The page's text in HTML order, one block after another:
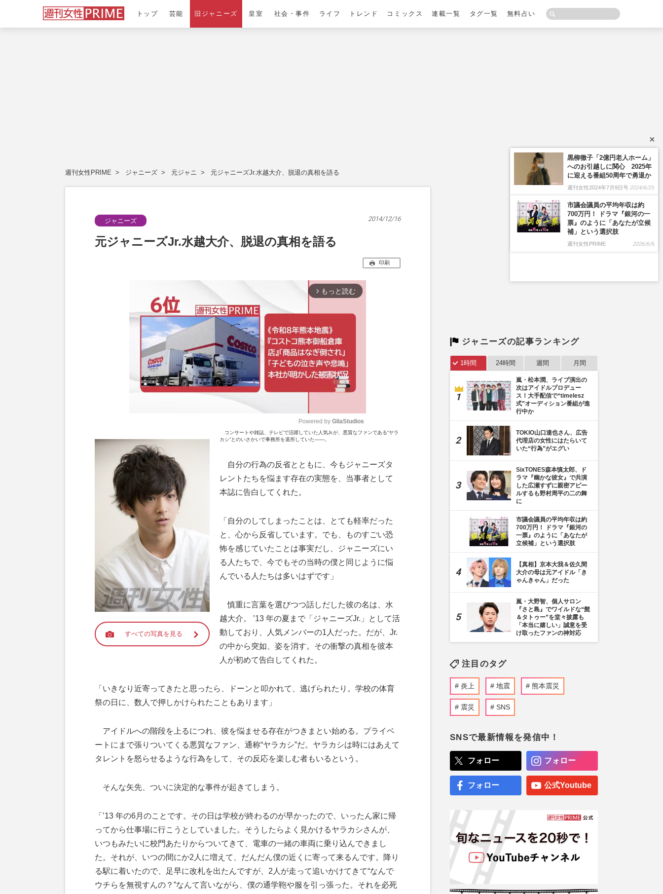
トップ 芸能 旧ジャニーズ 皇室 社会・事件 ライフ トレンド コミックス 連載一覧 タグ一覧 無料占い
週刊女性PRIME ジャニーズ 元ジャニ 元ジャニーズJr.水越大介、脱退の真相を語る
ジャニーズ 2014/12/16
元ジャニーズJr.水越大介、脱退の真相を語る
印刷
arrow_forward_ios もっと読む
t
Powered by GliaStudios
すべての写真を見る
コンサートや雑誌、テレビで活躍していた人気Jr.が、悪質なファンである“ヤラ
カシ”とのいさかいで事務所を退所していた――。
自分の行為の反省とともに、今もジャニーズタ
レントたちを悩ます存在の実態を、当事者として
本誌に告白してくれた。
「自分のしてしまったことは、とても軽率だった
と、心から反省しています。でも、ものすごい恐
怖を感じていたことは事実だし、ジャニーズにい
る人たちで、今でもその当時の僕と同じように悩
んでいる人たちは多いはずです」
慎重に言葉を選びつつ話しだした彼の名は、水
越大介。 ’13 年の夏まで「ジャニーズJr.」として活
動しており、人気メンバーの1人だった。だが、Jr.
の中から突如、姿を消す。その衝撃の真相を彼本
人が初めて告白してくれた。
「いきなり近寄ってきたと思ったら、ドーンと叩かれて、逃げられたり。学校の体育
祭の日に、数人で押しかけられたこともあります」
アイドルへの階段を上るにつれ、彼を悩ませる存在がつきまとい始める。プライベ
ートにまで張りついてくる悪質なファン、通称“ヤラカシ”だ。ヤラカシは時にはあえて
タレントを怒らせるような行為をして、その反応を楽しむ者もいるという。
そんな矢先、ついに決定的な事件が起きてしまう。
「’13 年の6月のことです。その日は学校が終わるのが早かったので、いったん家に帰
ってから仕事場に行こうとしていました。そうしたらよく見かけるヤラカシさんが、
いつもみたいに校門あたりからついてきて、電車の一緒の車両に乗り込んできまし
た。それが、いつの間にか2人に増えて、だんだん僕の近くに寄って来るんです。降り
る駅に着いたので、足早に改札を出たんですが、2人が走って追いかけてきて“なんで
ウチらを無視すんの？”なんて言いながら、僕の通学鞄や服を引っ張った。それを必死
ジャニーズの記事ランキング
1時間 24時間 週間 月間
嵐・松本潤、ライブ演出の
次はアイドルプロデュー
ス！大手配信で“timelesz
式”オーディション番組が進
行中か
TOKIO山口達也さん、広告
代理店の女性にはたらいて
いた“行為”がエグい
SixTONES森本慎太郎、ド
ラマ『幽かな彼女』で共演
した広瀬すずに親密アピー
ルするも野村周平の二の舞
に
市議会議員の平均年収は約
700万円！ ドラマ『銀河の
一票』のように「あなたが
立候補」という選択肢
【真相】京本大我＆佐久間
大介の母は元アイドル「き
ゃんきゃん」だった
嵐・大野智、個人サロン
『さと島』でワイルドな“髭
＆タトゥー”を堂々披露も
「本当に嬉しい」誠意を受
け取ったファンの神対応
注目のタグ
炎上 地震 熊本震災
震災 SNS
SNSで最新情報を発信中！
フォロー フォロー
フォロー 公式Youtube
×